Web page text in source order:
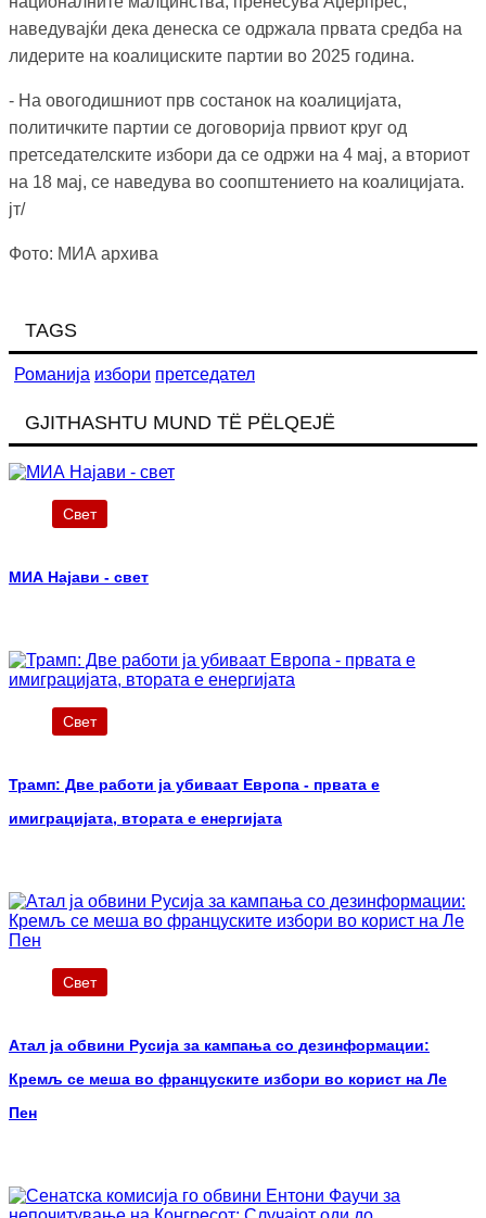
наведувајќи дека денеска се одржала првата средба на
лидерите на коалициските партии во 2025 година.
- На овогодишниот прв состанок на коалицијата,
политичките партии се договорија првиот круг од
претседателските избори да се одржи на 4 мај, а вториот
на 18 мај, се наведува во соопштението на коалицијата.
јт/
Фото: МИА архива
TAGS
Романија избори претседател
GJITHASHTU MUND TË PËLQEJË
Свет
МИА Најави - свет
Свет
Трамп: Две работи ја убиваат Европа - првата е
имиграцијата, втората е енергијата
Свет
Атал ја обвини Русија за кампања со дезинформации:
Кремљ се меша во француските избори во корист на Ле
Пен